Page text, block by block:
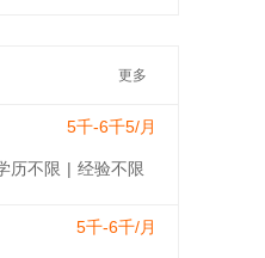
更多
5千-6千5/月
历不限 | 经验不限
5千-6千/月